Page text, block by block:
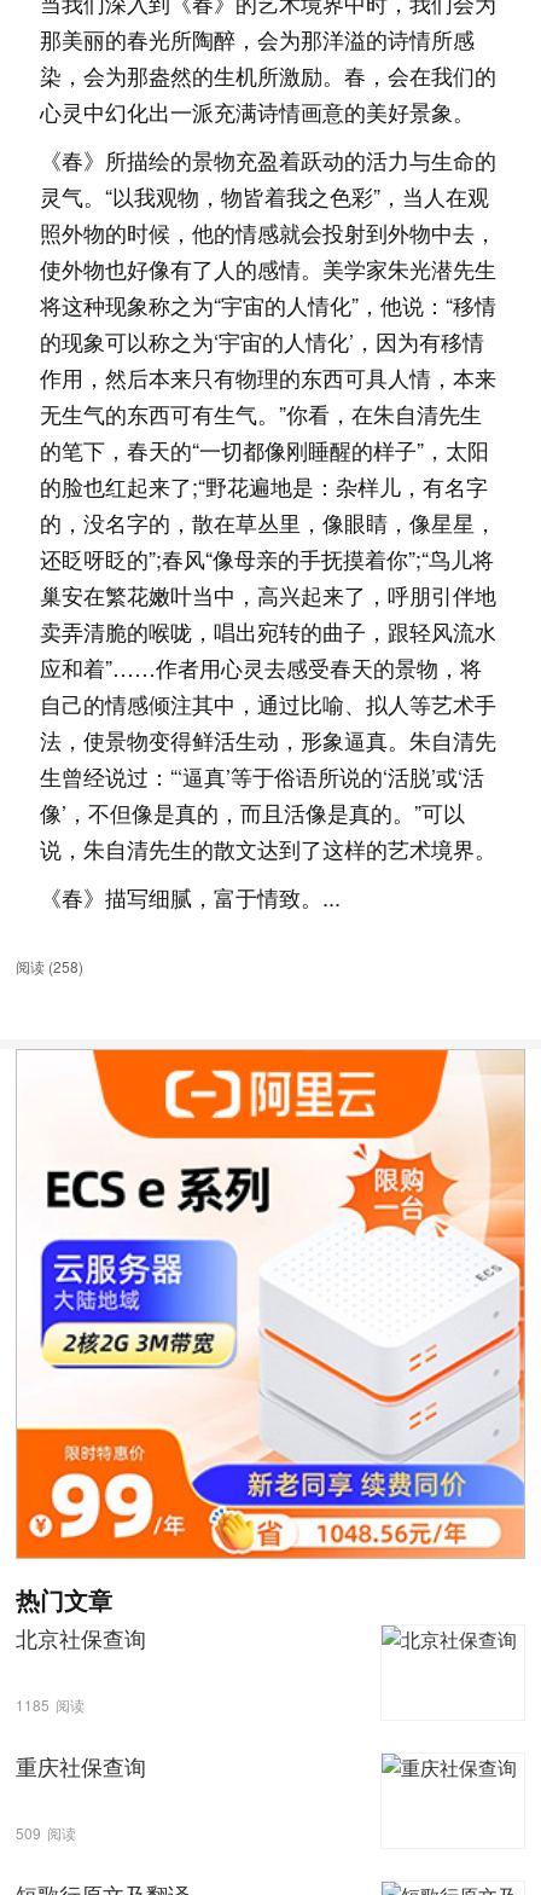
那美丽的春光所陶醉，会为那洋溢的诗情所感
染，会为那盎然的生机所激励。春，会在我们的
心灵中幻化出一派充满诗情画意的美好景象。
《春》所描绘的景物充盈着跃动的活力与生命的
灵气。“以我观物，物皆着我之色彩”，当人在观
照外物的时候，他的情感就会投射到外物中去，
使外物也好像有了人的感情。美学家朱光潜先生
将这种现象称之为“宇宙的人情化”，他说：“移情
的现象可以称之为‘宇宙的人情化’，因为有移情
作用，然后本来只有物理的东西可具人情，本来
无生气的东西可有生气。”你看，在朱自清先生
的笔下，春天的“一切都像刚睡醒的样子”，太阳
的脸也红起来了;“野花遍地是：杂样儿，有名字
的，没名字的，散在草丛里，像眼睛，像星星，
还眨呀眨的”;春风“像母亲的手抚摸着你”;“鸟儿将
巢安在繁花嫩叶当中，高兴起来了，呼朋引伴地
卖弄清脆的喉咙，唱出宛转的曲子，跟轻风流水
应和着”……作者用心灵去感受春天的景物，将
自己的情感倾注其中，通过比喻、拟人等艺术手
法，使景物变得鲜活生动，形象逼真。朱自清先
生曾经说过：“‘逼真’等于俗语所说的‘活脱’或‘活
像’，不但像是真的，而且活像是真的。”可以
说，朱自清先生的散文达到了这样的艺术境界。
《春》描写细腻，富于情致。...
阅读 (258)
热门文章
北京社保查询
1185 阅读
重庆社保查询
509 阅读